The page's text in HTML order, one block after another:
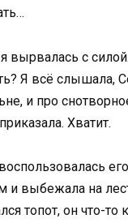
вырвалась с
Я всё слышала,
и про
Хватит.
его
и выбежала на
топот, он что-то